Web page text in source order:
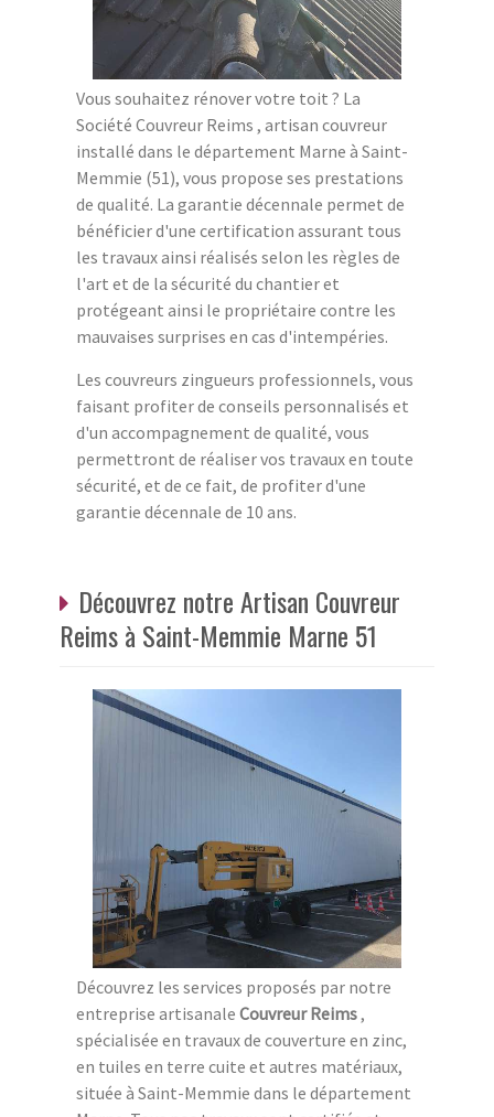
Vous souhaitez rénover votre toit ? La
Société Couvreur Reims , artisan couvreur
installé dans le département Marne à Saint-
Memmie (51), vous propose ses prestations
de qualité. La garantie décennale permet de
bénéficier d'une certification assurant tous
les travaux ainsi réalisés selon les règles de
l'art et de la sécurité du chantier et
protégeant ainsi le propriétaire contre les
mauvaises surprises en cas d'intempéries.
Les couvreurs zingueurs professionnels, vous
faisant profiter de conseils personnalisés et
d'un accompagnement de qualité, vous
permettront de réaliser vos travaux en toute
sécurité, et de ce fait, de profiter d'une
garantie décennale de 10 ans.
Découvrez notre Artisan Couvreur
Reims à Saint-Memmie Marne 51
Découvrez les services proposés par notre
entreprise artisanale Couvreur Reims,
spécialisée en travaux de couverture en zinc,
en tuiles en terre cuite et autres matériaux,
située à Saint-Memmie dans le département